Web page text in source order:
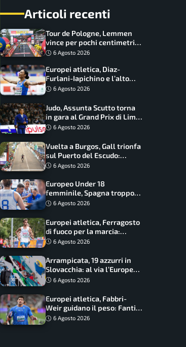
Articoli recenti
Tour de Pologne, Lemmen
vince per pochi centimetri
su Scaroni: maxi-caduta e
6 Agosto 2026
Europei atletica, Diaz-
Furlani-Iapichino e l’alto
azzurro: l’Italia sogna nei
6 Agosto 2026
Judo, Assunta Scutto torna
in gara al Grand Prix di Lima:
17 azzurri convocati
6 Agosto 2026
Vuelta a Burgos, Gall trionfa
sul Puerto del Escudo:
Ciccone secondo e nuova
6 Agosto 2026
Europeo Under 18
femminile, Spagna troppo
forte: Italia battuta 95-41,
6 Agosto 2026
Europei atletica, Ferragosto
di fuoco per la marcia:
Palmisano, Stano e
6 Agosto 2026
Arrampicata, 19 azzurri in
Slovacchia: al via l’Europe
Series Lead, tappa decisiva
6 Agosto 2026
Europei atletica, Fabbri-
Weir guidano il peso: Fantini
difende il titolo nel martello
6 Agosto 2026